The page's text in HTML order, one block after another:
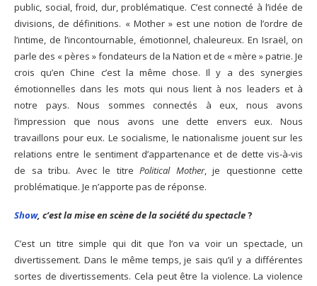
public, social, froid, dur, problématique. C’est connecté à l’idée de
divisions, de définitions. « Mother » est une notion de l’ordre de
l’intime, de l’incontournable, émotionnel, chaleureux. En Israël, on
parle des « pères » fondateurs de la Nation et de « mère » patrie. Je
crois qu’en Chine c’est la même chose. Il y a des synergies
émotionnelles dans les mots qui nous lient à nos leaders et à
notre pays. Nous sommes connectés à eux, nous avons
l’impression que nous avons une dette envers eux. Nous
travaillons pour eux. Le socialisme, le nationalisme jouent sur les
relations entre le sentiment d’appartenance et de dette vis-à-vis
de sa tribu. Avec le titre Political Mother, je questionne cette
problématique. Je n’apporte pas de réponse.
Show, c’est la mise en scène de la société du spectacle?
C’est un titre simple qui dit que l’on va voir un spectacle, un
divertissement. Dans le même temps, je sais qu’il y a différentes
sortes de divertissements. Cela peut être la violence. La violence